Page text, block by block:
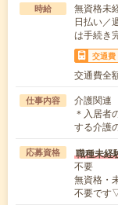
時給
無資格未
日払い／
は手続き
交通費
交通費全
仕事内容
介護関連
＊入居者
する介護
応募資格 職種未経
不要
無資格・
不要です